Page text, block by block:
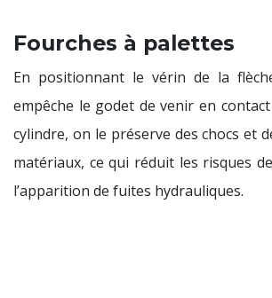
Fourches à palettes
En positionnant le vérin de la
empêche le godet de venir en
cylindre, on le préserve des chocs et
matériaux, ce qui réduit les risques
l’apparition de fuites hydrauliques.